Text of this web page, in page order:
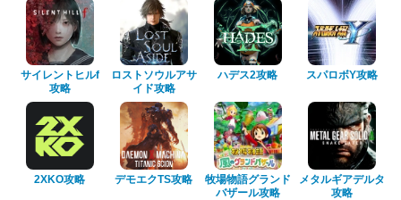
サイレントヒルf
攻略
ロストソウルアサ
イド攻略
ハデス2攻略 スパロボY攻略
2XKO攻略 デモエクTS攻略
牧場物語グランド
バザール攻略
メタルギアデルタ
攻略